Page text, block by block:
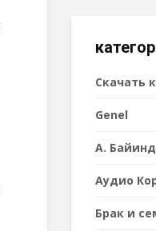
Cкачать
Genel
А.
Аудио
Брак и